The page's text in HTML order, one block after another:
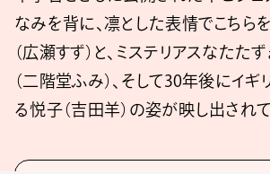
なみを背に、凛とした表情でこちら
（広瀬すず）と、ミステリアスなたた
（二階堂ふみ）、そして30年後にイギ
る悦子（吉田羊）の姿が映し出されて